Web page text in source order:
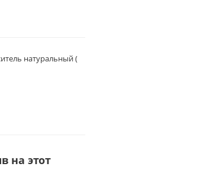
натуральный (
на этот